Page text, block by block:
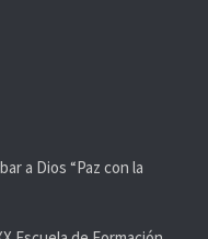
a Dios “Paz con la